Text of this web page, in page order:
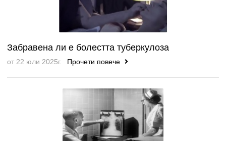
Забравена ли е болестта туберкулоза
от 22 юли 2025г. Прочети повече